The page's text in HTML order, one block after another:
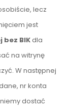
lecz
jest
bez BIKdla
na witrynę
W następnej
nr konta
dostać